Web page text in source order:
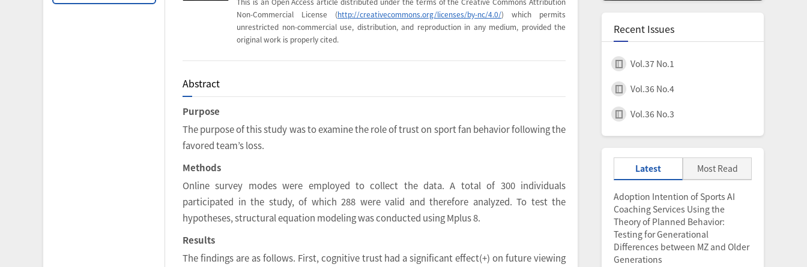
Non-Commercial License (http://creativecommons.org/licenses/by-nc/4.0/) which permits
unrestricted non-commercial use, distribution, and reproduction in any medium, provided the
original work is properly cited.
Abstract
Purpose
The purpose of this study was to examine the role of trust on sport fan behavior following the
favored team’s loss.
Methods
Online survey modes were employed to collect the data. A total of 300 individuals
participated in the study, of which 288 were valid and therefore analyzed. To test the
hypotheses, structural equation modeling was conducted using Mplus 8.
Results
The findings are as follows. First, cognitive trust had a significant effect(+) on future viewing
Recent Issues
Vol.37 No.1
Vol.36 No.4
Vol.36 No.3
Latest Most Read
Adoption Intention of Sports AI
Coaching Services Using the
Theory of Planned Behavior:
Testing for Generational
Differences between MZ and Older
Generations